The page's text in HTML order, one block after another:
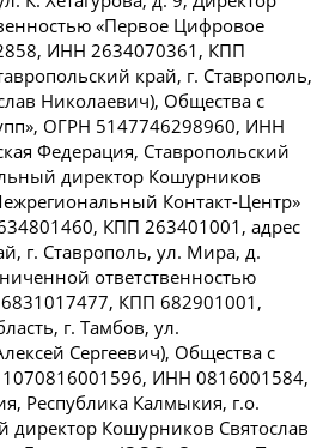
«Первое Цифровое
ИНН 2634070361, КПП
край, г. Ставрополь,
Николаевич), Общества с
ОГРН 5147746298960, ИНН
Федерация, Ставропольский
директор Кошурников
Контакт-Центр»
КПП 263401001, адрес
г. Ставрополь, ул. Мира, д.
ответственностью
КПП 682901001,
г. Тамбов, ул.
Сергеевич), Общества с
ИНН 0816001584,
Республика Калмыкия, г.о.
директор Кошурников Святослав